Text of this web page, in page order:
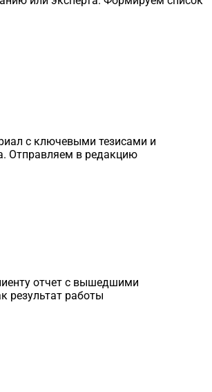
с ключевыми тезисами и
Отправляем в редакцию
отчет с вышедшими
результат работы